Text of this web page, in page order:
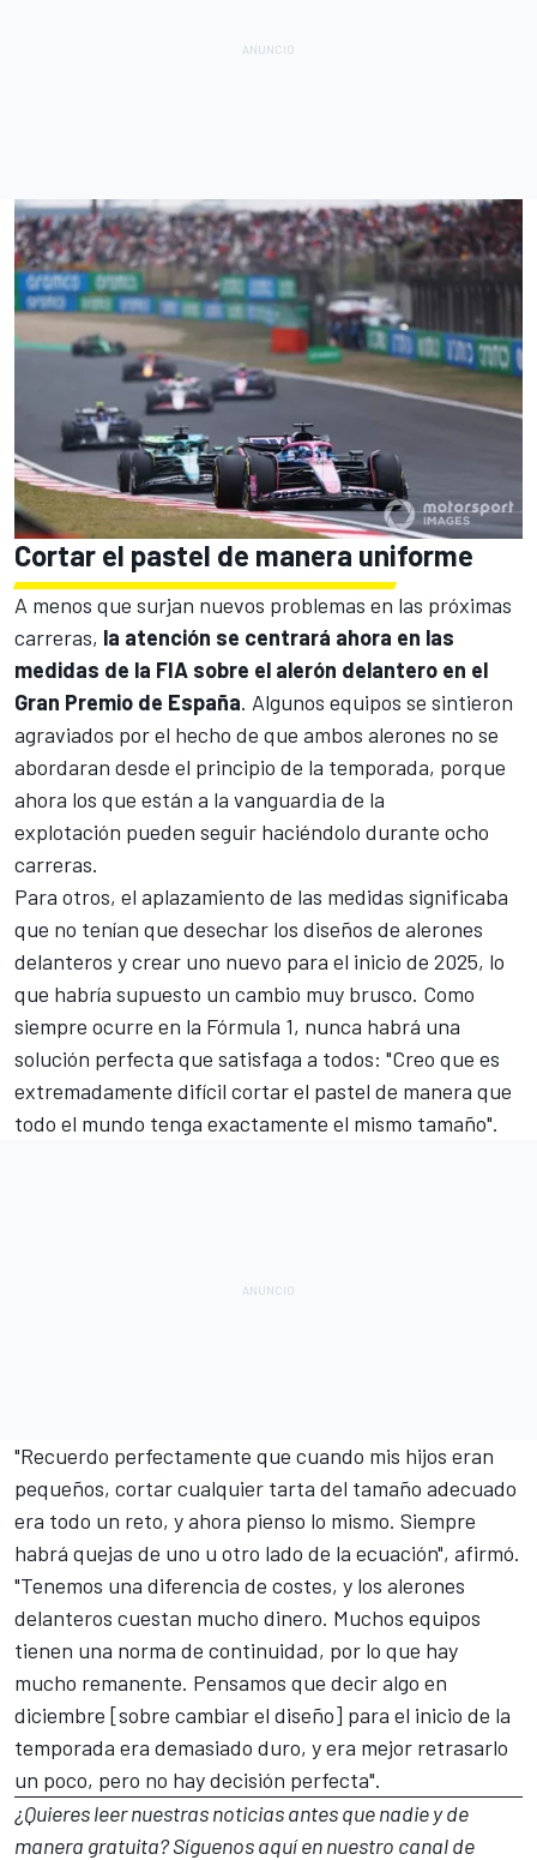
Cortar el pastel de manera uniforme
A menos que surjan nuevos problemas en las próximas
carreras, la atención se centrará ahora en las
medidas de la FIA sobre el alerón delantero en el
Gran Premio de España. Algunos equipos se sintieron
agraviados por el hecho de que ambos alerones no se
abordaran desde el principio de la temporada, porque
ahora los que están a la vanguardia de la
explotación pueden seguir haciéndolo durante ocho
carreras.
Para otros, el aplazamiento de las medidas significaba
que no tenían que desechar los diseños de alerones
delanteros y crear uno nuevo para el inicio de 2025, lo
que habría supuesto un cambio muy brusco. Como
siempre ocurre en la Fórmula 1, nunca habrá una
solución perfecta que satisfaga a todos: "Creo que es
extremadamente difícil cortar el pastel de manera que
todo el mundo tenga exactamente el mismo tamaño".
"Recuerdo perfectamente que cuando mis hijos eran
pequeños, cortar cualquier tarta del tamaño adecuado
era todo un reto, y ahora pienso lo mismo. Siempre
habrá quejas de uno u otro lado de la ecuación", afirmó.
"Tenemos una diferencia de costes, y los alerones
delanteros cuestan mucho dinero. Muchos equipos
tienen una norma de continuidad, por lo que hay
mucho remanente. Pensamos que decir algo en
diciembre [sobre cambiar el diseño] para el inicio de la
temporada era demasiado duro, y era mejor retrasarlo
un poco, pero no hay decisión perfecta".
¿Quieres leer nuestras noticias antes que nadie y de
manera gratuita? Síguenosaquí en nuestro canal de